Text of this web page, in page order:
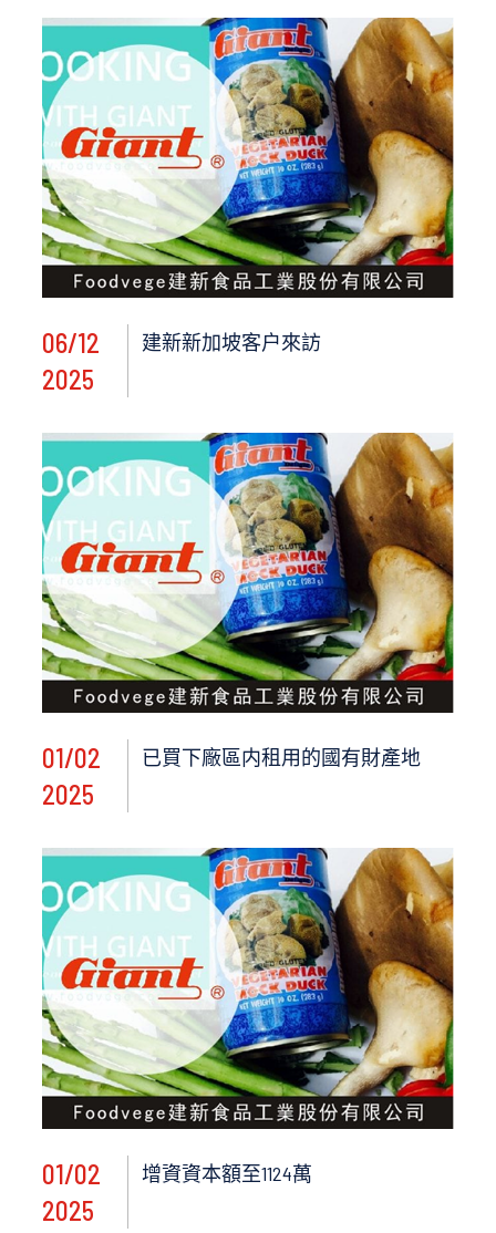
06/12
2025
建新新加坡客户來訪
01/02
2025
已買下廠區内租用的國有財產地
01/02
2025
增資資本額至1124萬